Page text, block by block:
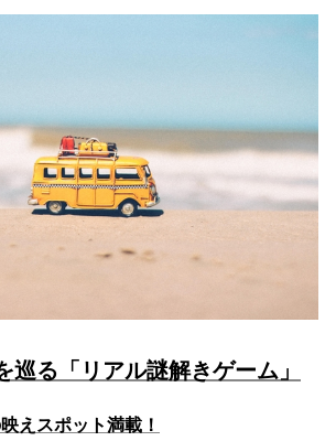
巡る「リアル謎解きゲーム」
えスポット満載！